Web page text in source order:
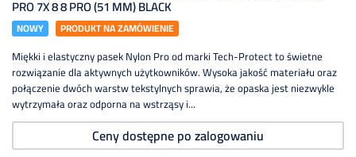
PRO 7X 8 8 PRO (51 MM) BLACK
NOWY PRODUKT NA ZAMÓWIENIE
Miękki i elastyczny pasek Nylon Pro od marki Tech-Protect to świetne
rozwiązanie dla aktywnych użytkowników. Wysoka jakość materiału oraz
połączenie dwóch warstw tekstylnych sprawia, że opaska jest niezwykle
wytrzymała oraz odporna na wstrząsy i...
Ceny dostępne po zalogowaniu